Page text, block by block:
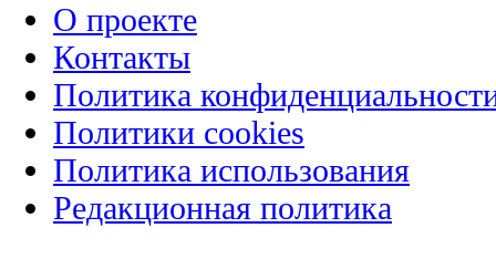
О проекте
Контакты
Политика
Политики cookies
Политика использования
Редакционная политика